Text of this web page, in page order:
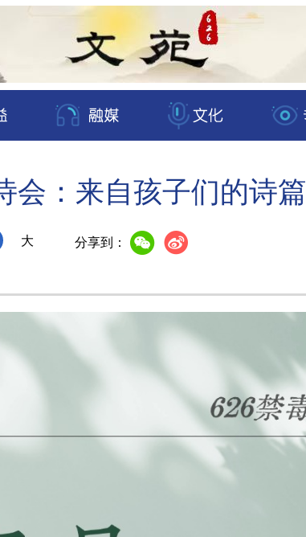
会：来自孩子们的诗篇
大 分享到：